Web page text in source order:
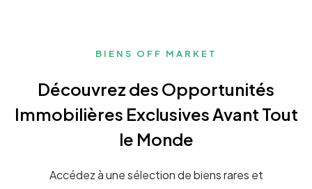
BIENS OFF MARKET
Découvrez des Opportunités
Immobilières Exclusives Avant Tout
le Monde
Accédez à une sélection de biens rares et